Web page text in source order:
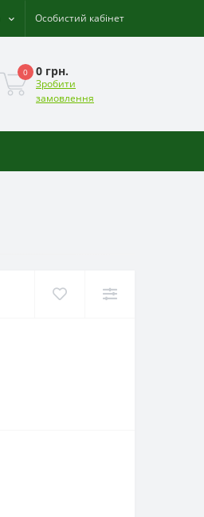
Особистий кабінет
0 0 грн.
Зробити
замовлення